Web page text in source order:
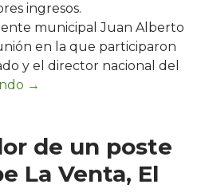
ingresos.
municipal Juan Alberto
en la que participaron
y el director nacional del
de un poste
La Venta, El